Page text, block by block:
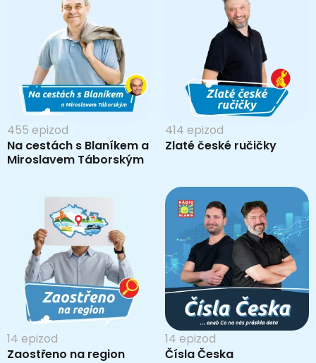
455 epizod
Na cestách s Blaníkem a
Miroslavem Táborským
414 epizod
Zlaté české ručičky
14 epizod
Zaostřeno na region
14 epizod
Čísla Česka